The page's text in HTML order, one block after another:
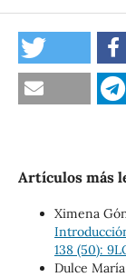
Artículos más
Ximena
138 (50):
Dulce